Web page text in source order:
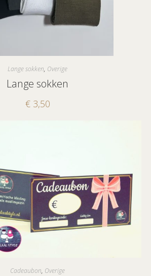
Lange sokken, Overige
Lange sokken
€3,50
Cadeaubon, Overige